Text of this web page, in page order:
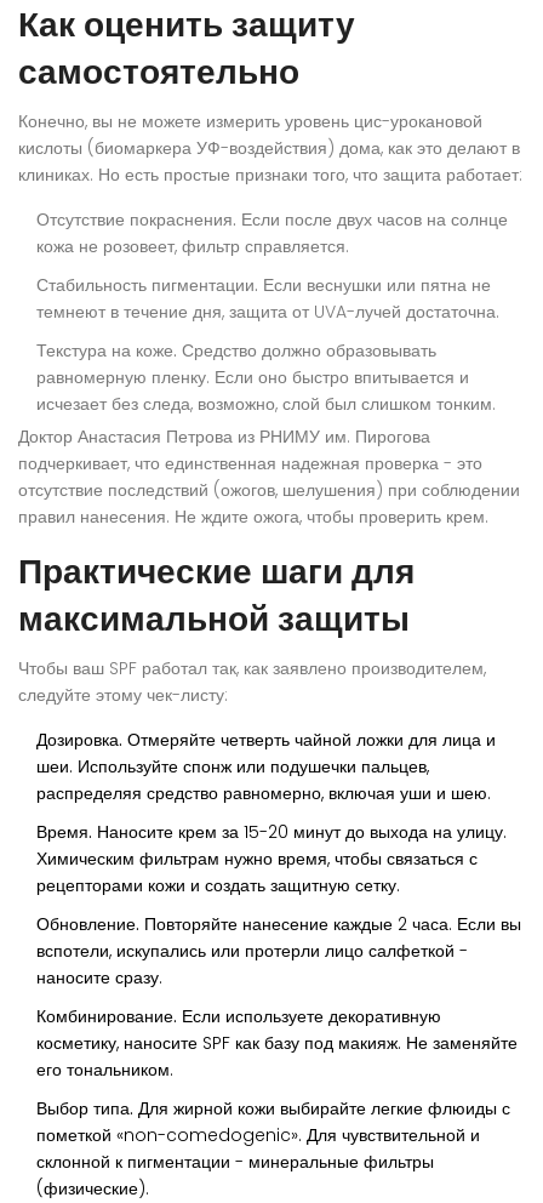
Как оценить защиту
самостоятельно
Конечно, вы не можете измерить уровень цис-урокановой
кислоты (биомаркера УФ-воздействия) дома, как это делают в
клиниках. Но есть простые признаки того, что защита работает:
Отсутствие покраснения. Если после двух часов на солнце
кожа не розовеет, фильтр справляется.
Стабильность пигментации. Если веснушки или пятна не
темнеют в течение дня, защита от UVA-лучей достаточна.
Текстура на коже. Средство должно образовывать
равномерную пленку. Если оно быстро впитывается и
исчезает без следа, возможно, слой был слишком тонким.
Доктор Анастасия Петрова из РНИМУ им. Пирогова
подчеркивает, что единственная надежная проверка - это
отсутствие последствий (ожогов, шелушения) при соблюдении
правил нанесения. Не ждите ожога, чтобы проверить крем.
Практические шаги для
максимальной защиты
Чтобы ваш SPF работал так, как заявлено производителем,
следуйте этому чек-листу:
Дозировка. Отмеряйте четверть чайной ложки для лица и
шеи. Используйте спонж или подушечки пальцев,
распределяя средство равномерно, включая уши и шею.
Время. Наносите крем за 15-20 минут до выхода на улицу.
Химическим фильтрам нужно время, чтобы связаться с
рецепторами кожи и создать защитную сетку.
Обновление. Повторяйте нанесение каждые 2 часа. Если вы
вспотели, искупались или протерли лицо салфеткой -
наносите сразу.
Комбинирование. Если используете декоративную
косметику, наносите SPF как базу под макияж. Не заменяйте
его тональником.
Выбор типа. Для жирной кожи выбирайте легкие флюиды с
пометкой «non-comedogenic». Для чувствительной и
склонной к пигментации - минеральные фильтры
(физические).